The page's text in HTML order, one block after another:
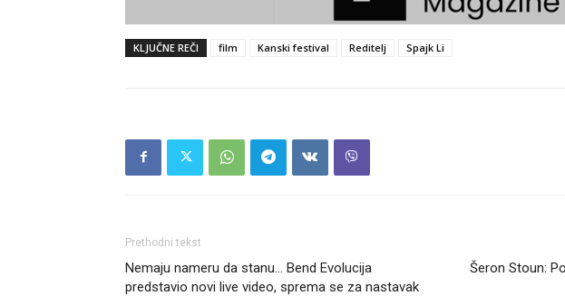
KLJUČNE REČI film Kanski festival Reditelj Spajk Li
Prethodni tekst
Nemaju nameru da stanu… Bend Evolucija
predstavio novi live video, sprema se za nastavak
Šeron Stoun: